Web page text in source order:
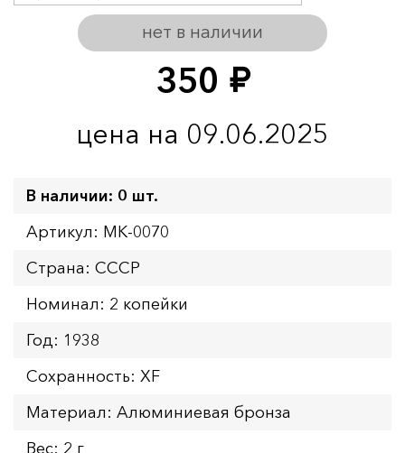
350 руб.
цена на 09.06.2025
нет в наличии
В наличии: 0 шт.
Артикул: MK-0070
Страна: СССР
Номинал: 2 копейки
Год: 1938
Сохранность: XF
Материал: Алюминиевая бронза
Вес: 2 г